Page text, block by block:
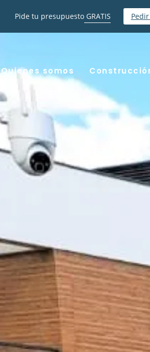
Pide tu presupuestoGRATIS
Quienes somos